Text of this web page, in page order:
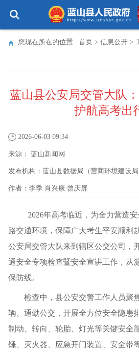
您现在所在的位置 : 首页 > 信息公开 >
蓝山县公安局交管大队
护航高考出
2026-06-03 09:34
来源： 蓝山新闻网
发布机构： 蓝山县数据局（营商环境建设局
作者： 李季 肖兴康 曾庆屏
2026年高考临近，为全力营造
路交通环境，保障广大考生平安顺利
公安局交管大队来到辖区公交公司，
通安全专项检查暨安全宣讲工作，从
保防线。
检查中，县公安交警工作人员聚
辆、通勤公交，开展全方位安全隐患
制动、转向、轮胎、灯光等关键安全
锤、灭火器、应急开门装置、安全带